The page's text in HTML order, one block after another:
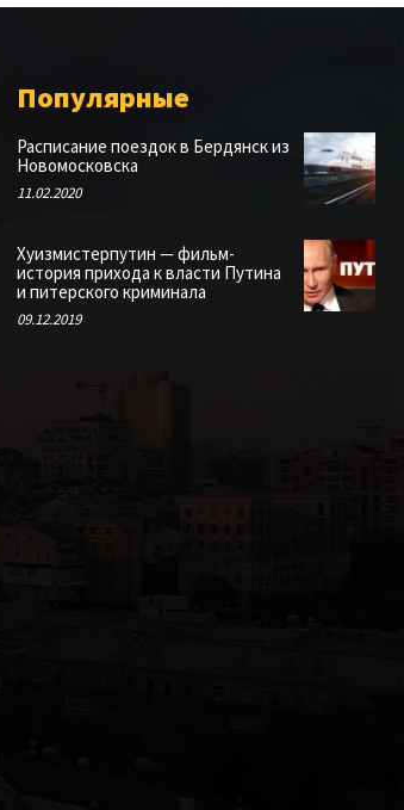
Популярные
Расписание поездок в Бердянск из
Новомосковска
11.02.2020
Хуизмистерпутин — фильм-
история прихода к власти Путина
и питерского криминала
09.12.2019